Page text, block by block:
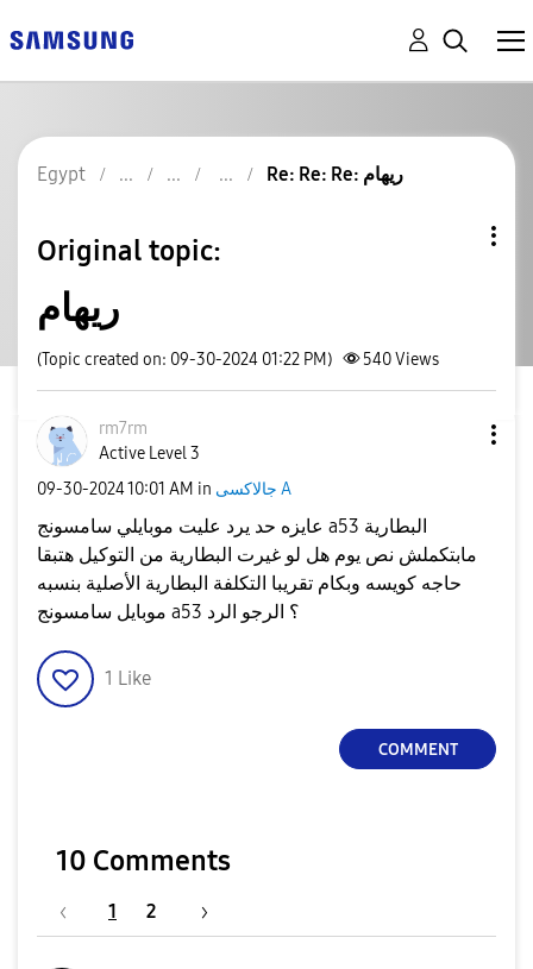
Egypt Re: Re: Re: ريهام
Original topic:
ريهام
(Topic created on: 09-30-2024 01:22 PM) 540Views
rm7rm
Active Level 3
‎09-30-202410:01 AM in جالاكسى A
عايزه حد يرد عليت موبايلي سامسونج a53 البطارية
مابتكملش نص يوم هل لو غيرت البطارية من التوكيل هتبقا
حاجه كويسه وبكام تقريبا التكلفة البطارية الأصلية بنسبه
1 Like
COMMENT
10 Comments
1 2